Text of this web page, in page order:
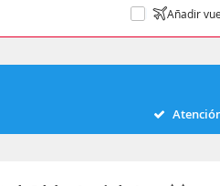
Añadir